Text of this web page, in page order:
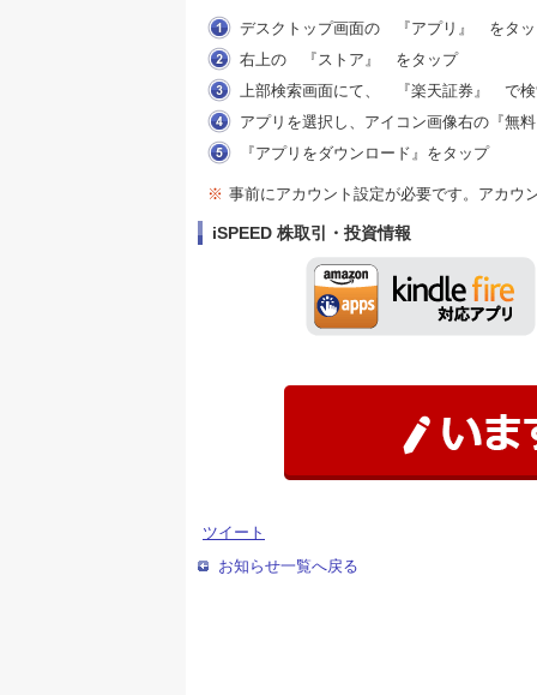
デスクトップ画面の 『アプリ』 をタ
右上の 『ストア』 をタップ
上部検索画面にて、 『楽天証券』 で
アプリを選択し、アイコン画像右の『無
『アプリをダウンロード』をタップ
※ 事前にアカウント設定が必要です。アカウ
iSPEED 株取引・投資情報
ツイート
お知らせ一覧へ戻る